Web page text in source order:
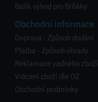
Balík výhod pro Brňáky
Obchodní informace
Doprava - Způsob dodání
Platba - Způsob úhrady
Reklamace vadného zboží
Vrácení zboží dle OZ
Obchodní podmínky